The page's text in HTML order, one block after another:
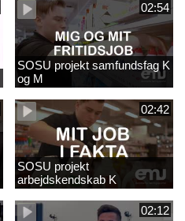
02:54
SOSU projekt samfundsfag K
og M
02:42
SOSU projekt
arbejdskendskab K
02:12